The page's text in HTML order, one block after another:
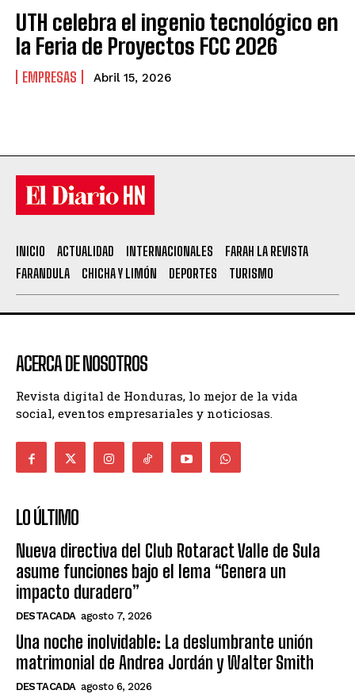
UTH celebra el ingenio tecnológico en
la Feria de Proyectos FCC 2026
EMPRESAS Abril 15, 2026
INICIO ACTUALIDAD INTERNACIONALES
FARAH LA REVISTA
FARANDULA
CHICHA Y LIMÓN DEPORTES TURISMO
ACERCA DE NOSOTROS
Revista digital de Honduras, lo mejor de la vida
social, eventos empresariales y noticiosas.
LO ÚLTIMO
Nueva directiva del Club Rotaract Valle de Sula
asume funciones bajo el lema “Genera un
impacto duradero”
DESTACADA agosto 7, 2026
Una noche inolvidable: La deslumbrante unión
matrimonial de Andrea Jordán y Walter Smith
DESTACADA agosto 6, 2026